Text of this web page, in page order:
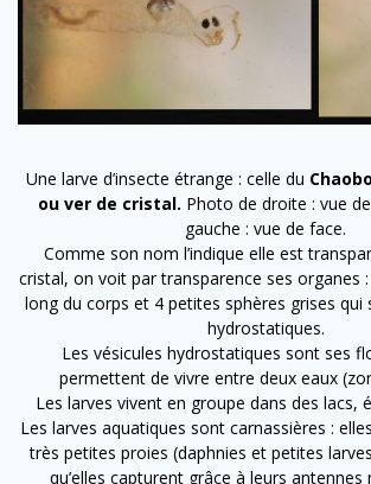
Une larve d’insecte étrange : celle du
ou ver de cristal. Photo de droite : vue
gauche : vue de face.
Comme son nom l’indique elle est
cristal, on voit par transparence ses organes
long du corps et 4 petites sphères grises qui
hydrostatiques.
Les vésicules hydrostatiques sont ses
permettent de vivre entre deux eaux
Les larves vivent en groupe dans des lacs,
Les larves aquatiques sont carnassières :
très petites proies (daphnies et petites
qu’elles capturent grâce à leurs antennes